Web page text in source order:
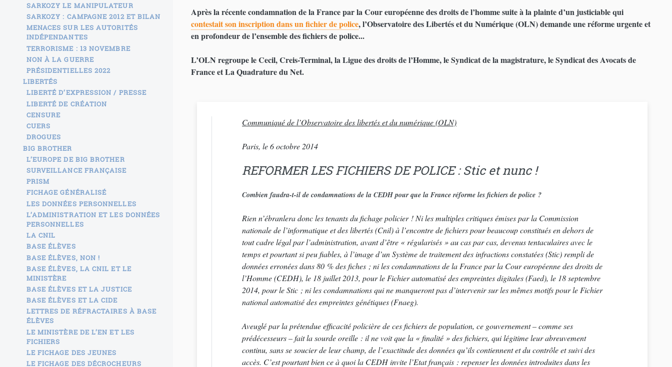
Après la récente condamnation de la France par la Cour européenne des droits de l’homme suite à la plainte d’un justiciable qui
contestait son inscription dans un fichier de police, l’Observatoire des Libertés et du Numérique (OLN) demande une réforme urgente et
en profondeur de l’ensemble des fichiers de police...
L’OLN regroupe le Cecil, Creis-Terminal, la Ligue des droits de l’Homme, le Syndicat de la magistrature, le Syndicat des Avocats de
France et La Quadrature du Net.
Communiqué de l’Observatoire des libertés et du numérique (OLN)
Paris, le 6 octobre 2014
REFORMER LES FICHIERS DE POLICE : Stic et nunc !
Combien faudra-t-il de condamnations de la CEDH pour que la France réforme les fichiers de police ?
Rien n’ébranlera donc les tenants du fichage policier ! Ni les multiples critiques émises par la Commission
nationale de l’informatique et des libertés (Cnil) à l’encontre de fichiers pour beaucoup constitués en dehors de
tout cadre légal par l’administration, avant d’être « régularisés » au cas par cas, devenus tentaculaires avec le
temps et pourtant si peu fiables, à l’image d’un Système de traitement des infractions constatées (Stic) rempli de
données erronées dans 80 % des fiches ; ni les condamnations de la France par la Cour européenne des droits de
l’Homme (CEDH), le 18 juillet 2013, pour le Fichier automatisé des empreintes digitales (Faed), le 18 septembre
2014, pour le Stic ; ni les condamnations qui ne manqueront pas d’intervenir sur les mêmes motifs pour le Fichier
national automatisé des empreintes génétiques (Fnaeg).
Aveuglé par la prétendue efficacité policière de ces fichiers de population, ce gouvernement – comme ses
prédécesseurs – fait la sourde oreille : il ne voit que la « finalité » des fichiers, qui légitime leur abreuvement
continu, sans se soucier de leur champ, de l’exactitude des données qu’ils contiennent et du contrôle et suivi des
accès. C’est pourtant bien ce à quoi la CEDH invite l’Etat français : repenser les données introduites dans les
SARKOZY LE MANIPULATEUR
SARKOZY : CAMPAGNE 2012 ET BILAN
MENACES SUR LES AUTORITÉS
INDÉPENDANTES
TERRORISME : 13 NOVEMBRE
NON À LA GUERRE
PRÉSIDENTIELLES 2022
LIBERTÉS
LIBERTÉ D’EXPRESSION / PRESSE
LIBERTÉ DE CRÉATION
CENSURE
CUERS
DROGUES
BIG BROTHER
L’EUROPE DE BIG BROTHER
SURVEILLANCE FRANÇAISE
PRISM
FICHAGE GÉNÉRALISÉ
LES DONNÉES PERSONNELLES
L’ADMINISTRATION ET LES DONNÉES
PERSONNELLES
LA CNIL
BASE ÉLÈVES
BASE ÉLÈVES, NON !
BASE ÉLÈVES, LA CNIL ET LE
MINISTÈRE
BASE ÉLÈVES ET LA JUSTICE
BASE ÉLÈVES ET LA CIDE
LETTRES DE RÉFRACTAIRES À BASE
ÉLÈVES
LE MINISTÈRE DE L’EN ET LES
FICHIERS
LE FICHAGE DES JEUNES
LE FICHAGE DES DÉCROCHEURS